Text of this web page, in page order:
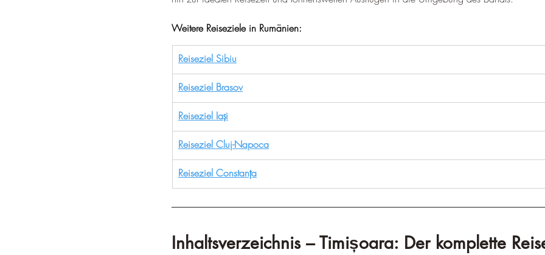
Weitere Reiseziele in Rumänien:
Reiseziel Sibiu
Reiseziel Brasov
Reiseziel Iași
Reiseziel Cluj-Napoca
Reiseziel Constanța
Inhaltsverzeichnis – Timișoara: Der komplette